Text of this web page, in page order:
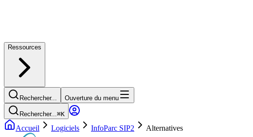
Ressources
Rechercher... Ouverture du menu
Rechercher...⌘K
Accueil Logiciels InfoParc SIP2 Alternatives